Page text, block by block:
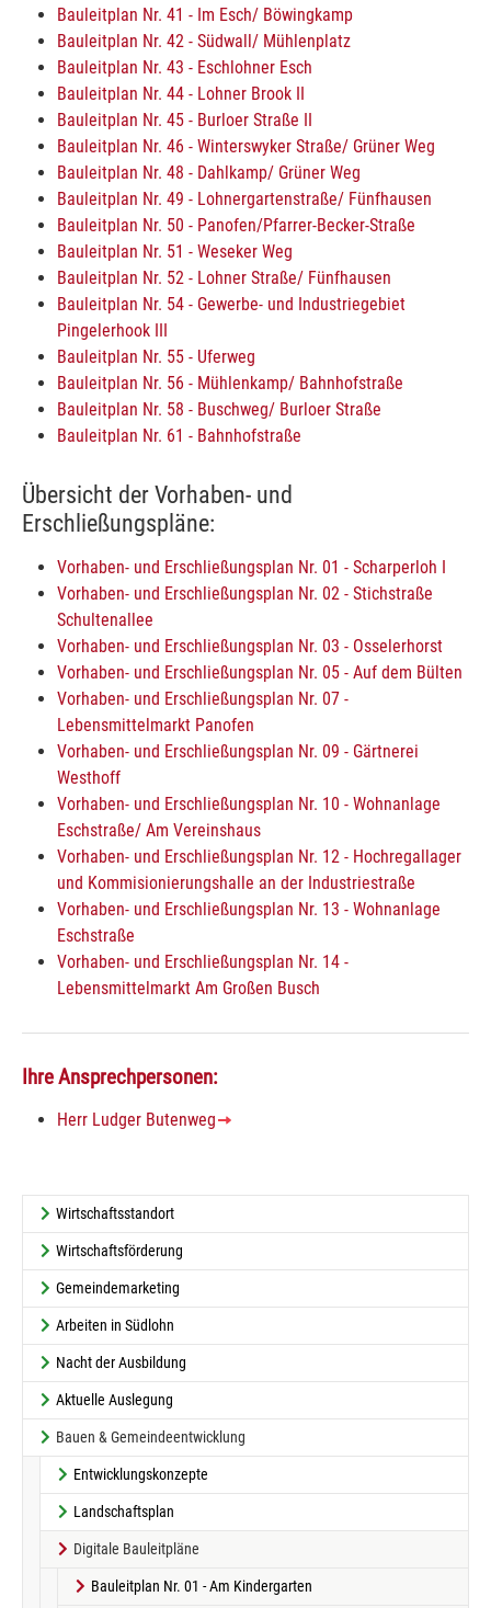
Bauleitplan Nr. 41 - Im Esch/ Böwingkamp
Bauleitplan Nr. 42 - Südwall/ Mühlenplatz
Bauleitplan Nr. 43 - Eschlohner Esch
Bauleitplan Nr. 44 - Lohner Brook II
Bauleitplan Nr. 45 - Burloer Straße II
Bauleitplan Nr. 46 - Winterswyker Straße/ Grüner Weg
Bauleitplan Nr. 48 - Dahlkamp/ Grüner Weg
Bauleitplan Nr. 49 - Lohnergartenstraße/ Fünfhausen
Bauleitplan Nr. 50 - Panofen/Pfarrer-Becker-Straße
Bauleitplan Nr. 51 - Weseker Weg
Bauleitplan Nr. 52 - Lohner Straße/ Fünfhausen
Bauleitplan Nr. 54 - Gewerbe- und Industriegebiet
Pingelerhook III
Bauleitplan Nr. 55 - Uferweg
Bauleitplan Nr. 56 - Mühlenkamp/ Bahnhofstraße
Bauleitplan Nr. 58 - Buschweg/ Burloer Straße
Bauleitplan Nr. 61 - Bahnhofstraße
Übersicht der Vorhaben- und
Erschließungspläne:
Vorhaben- und Erschließungsplan Nr. 01 - Scharperloh I
Vorhaben- und Erschließungsplan Nr. 02 - Stichstraße
Schultenallee
Vorhaben- und Erschließungsplan Nr. 03 - Osselerhorst
Vorhaben- und Erschließungsplan Nr. 05 - Auf dem Bülten
Vorhaben- und Erschließungsplan Nr. 07 -
Lebensmittelmarkt Panofen
Vorhaben- und Erschließungsplan Nr. 09 - Gärtnerei
Westhoff
Vorhaben- und Erschließungsplan Nr. 10 - Wohnanlage
Eschstraße/ Am Vereinshaus
Vorhaben- und Erschließungsplan Nr. 12 - Hochregallager
und Kommisionierungshalle an der Industriestraße
Vorhaben- und Erschließungsplan Nr. 13 - Wohnanlage
Eschstraße
Vorhaben- und Erschließungsplan Nr. 14 -
Lebensmittelmarkt Am Großen Busch
Ihre Ansprechpersonen:
Herr Ludger Butenweg
Wirtschaftsstandort
Wirtschaftsförderung
Gemeindemarketing
Arbeiten in Südlohn
Nacht der Ausbildung
Aktuelle Auslegung
Bauen & Gemeindeentwicklung
Entwicklungskonzepte
Landschaftsplan
Digitale Bauleitpläne
Bauleitplan Nr. 01 - Am Kindergarten